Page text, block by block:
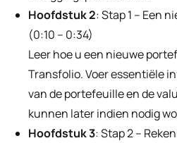
Hoofdstuk 2: Stap 1 – Een
(0:10 – 0:34)
Leer hoe u een nieuwe
Transfolio. Voer essentiële
van de portefeuille en de
kunnen later indien nodig
Hoofdstuk 3: Stap 2 –